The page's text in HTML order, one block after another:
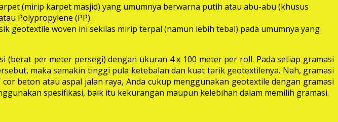
(mirip karpet masjid) yang umumnya berwarna putih atau abu-abu (khusus
Polypropylene (PP).
geotextile woven ini sekilas mirip terpal (namun lebih tebal) pada umumnya yang
(berat per meter persegi) dengan ukuran 4 x 100 meter per roll. Pada setiap gramasi
maka semakin tinggi pula ketebalan dan kuat tarik geotextilenya. Nah, gramasi
beton atau aspal jalan raya, Anda cukup menggunakan geotextile dengan gramasi
spesifikasi, baik itu kekurangan maupun kelebihan dalam memilih gramasi.